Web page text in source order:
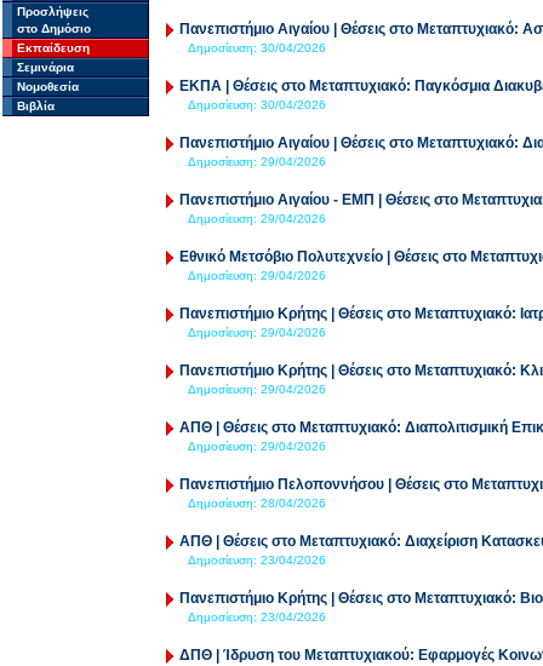
Προσλήψεις
στο Δημόσιο
Εκπαίδευση
Σεμινάρια
Νομοθεσία
Βιβλία
Πανεπιστήμιο Αιγαίου | Θέσεις στο
Δημοσίευση: 30/04/2026
ΕΚΠΑ | Θέσεις στο Μεταπτυχιακό: Παγκόσμια
Δημοσίευση: 30/04/2026
Πανεπιστήμιο Αιγαίου | Θέσεις στο Μεταπτυχιακό:
Δημοσίευση: 29/04/2026
Πανεπιστήμιο Αιγαίου - ΕΜΠ | Θέσεις στο
Δημοσίευση: 29/04/2026
Εθνικό Μετσόβιο Πολυτεχνείο | Θέσεις στο
Δημοσίευση: 29/04/2026
Πανεπιστήμιο Κρήτης | Θέσεις στο Μεταπτυχιακό:
Δημοσίευση: 29/04/2026
Πανεπιστήμιο Κρήτης | Θέσεις στο Μεταπτυχιακό:
Δημοσίευση: 29/04/2026
ΑΠΘ | Θέσεις στο Μεταπτυχιακό: Διαπολιτισμική
Δημοσίευση: 29/04/2026
Πανεπιστήμιο Πελοποννήσου | Θέσεις στο
Δημοσίευση: 28/04/2026
ΑΠΘ | Θέσεις στο Μεταπτυχιακό: Διαχείριση
Δημοσίευση: 23/04/2026
Πανεπιστήμιο Κρήτης | Θέσεις στο Μεταπτυχιακό:
Δημοσίευση: 23/04/2026
ΔΠΘ | Ίδρυση του Μεταπτυχιακού: Εφαρμογές